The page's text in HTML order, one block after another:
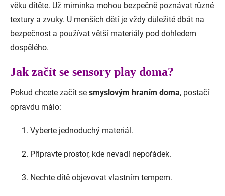
věku dítěte. Už miminka mohou bezpečně poznávat různé
textury a zvuky. U menších dětí je vždy důležité dbát na
bezpečnost a používat větší materiály pod dohledem
dospělého.
Jak začít se sensory play doma?
Pokud chcete začít se smyslovým hraním doma, postačí
opravdu málo:
Vyberte jednoduchý materiál.
Připravte prostor, kde nevadí nepořádek.
Nechte dítě objevovat vlastním tempem.